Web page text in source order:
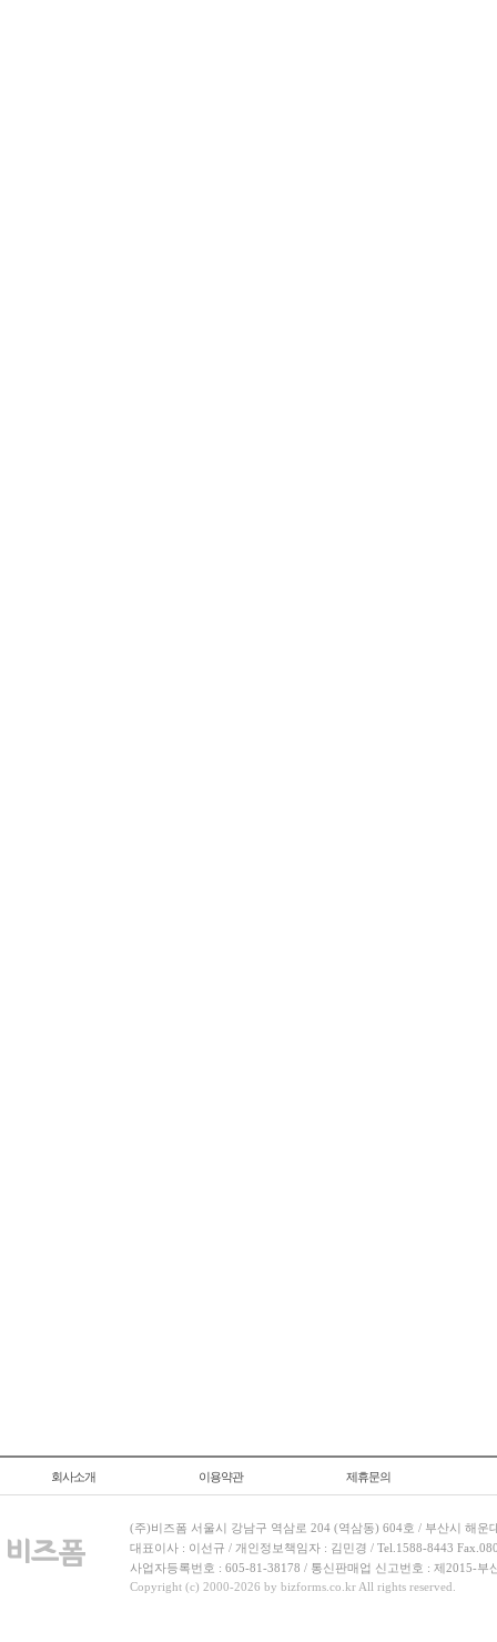
회사소개 이용약관 제휴문의
(주)비즈폼 서울시 강남구 역삼로 204 (역삼동) 604호 / 부산시 해운
대표이사 : 이선규 / 개인정보책임자 : 김민경 / Tel.1588-8443
사업자등록번호 : 605-81-38178 / 통신판매업 신고번호 : 제2015-부
Copyright (c) 2000-2026 by bizforms.co.kr All rights reserved.